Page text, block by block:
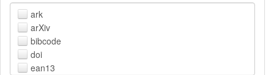
ark
arXiv
bibcode
doi
ean13